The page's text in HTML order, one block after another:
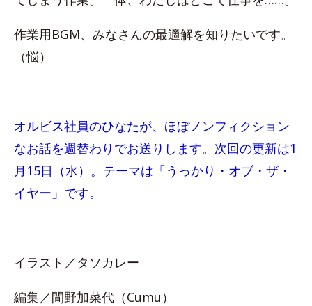
作業用BGM、みなさんの最適解を知りたいです。
（悩）
オルビス社員のひなたが、ほぼノンフィクション
なお話を週替わりでお送りします。次回の更新は1
月15日（水）。テーマは「うっかり・オブ・ザ・
イヤー」です。
イラスト／タソカレー
編集／間野加菜代（Cumu）